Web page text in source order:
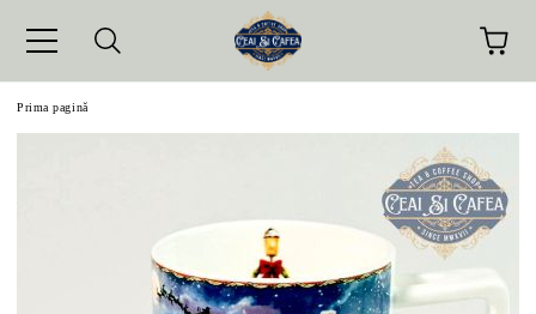
Prima pagină